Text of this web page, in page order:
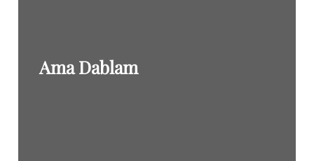
Ama Dablam